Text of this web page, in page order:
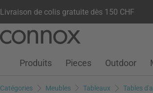
Livraison de colis gratuite dès 150 CHF
contenu
Votre compteListe de souhaits
Warenkorb
Produits Pieces Outdoor
Catégories Meubles Tableaux Tables